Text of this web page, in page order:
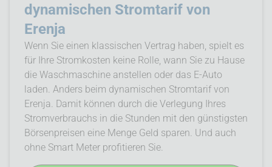
dynamischen Stromtarif von
Erenja
Wenn Sie einen klassischen Vertrag haben, spielt es
für Ihre Stromkosten keine Rolle, wann Sie zu Hause
die Waschmaschine anstellen oder das E-Auto
laden. Anders beim dynamischen Stromtarif von
Erenja. Damit können durch die Verlegung Ihres
Stromverbrauchs in die Stunden mit den günstigsten
Börsenpreisen eine Menge Geld sparen. Und auch
ohne Smart Meter profitieren Sie.